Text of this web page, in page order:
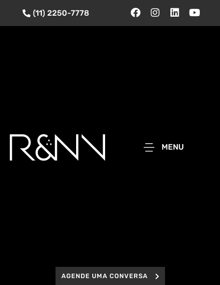
(11) 2250-7778
MENU
AGENDE UMA CONVERSA